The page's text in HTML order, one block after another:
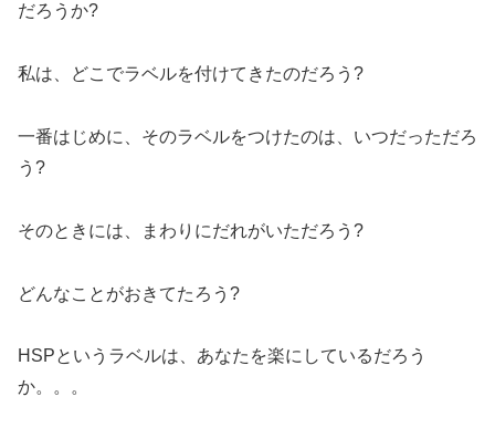
だろうか?
私は、どこでラベルを付けてきたのだろう?
一番はじめに、そのラベルをつけたのは、いつだっただろ
う?
そのときには、まわりにだれがいただろう?
どんなことがおきてたろう?
HSPというラベルは、あなたを楽にしているだろう
か。。。